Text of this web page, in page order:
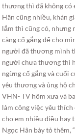
thương thì đã không có
Hân cũng nhiều, khán
lắm thì cũng có, nhưng
càng cố gắng để cho
người đã thương mình
người chưa thương thì
ngừng cố gắng và cuối
yêu thương và ủng hộ
VHN- TV hôm xưa và
làm công việc yêu
cho em nhiều điều hay
Ngọc Hân bày tỏ thêm,